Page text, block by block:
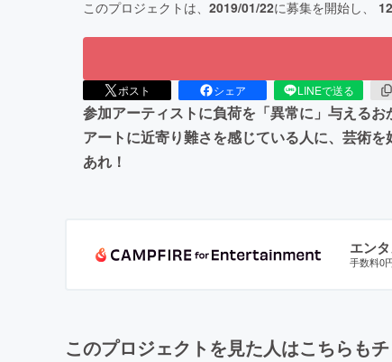
このプロジェクトは、 2019/01/22に募集を開始し、 12
ポスト シェア LINEで送る
参加アーティストに負荷を「異常に」与える
アートに近寄り難さを感じている人に、芸術
あれ！
エン
手数料0
このプロジェクトを見た人はこちらも